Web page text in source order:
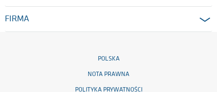
FIRMA
POLSKA
NOTA PRAWNA
POLITYKA PRYWATNOŚCI